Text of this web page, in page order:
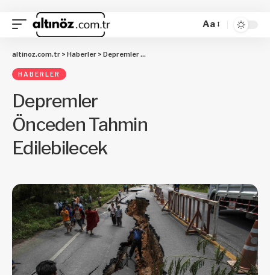
Aa
altinoz.com.tr > Haberler > Depremler Önceden Tahmin Edilebilecek
HABERLER
Depremler
Önceden Tahmin
Edilebilecek